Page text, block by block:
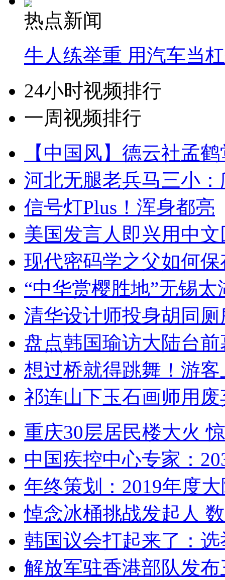
热点新闻
牛人练举重 用汽车当
24小时视频排行
一周视频排行
【中国风】德云社孟
河北无腿老兵马三小
信号灯Plus！浑身都亮
美国发言人即兴用中
现代密码学之父如何
“中华赏樱胜地”无锡
清华设计师投身胡同
盘点韩国瑜访大陆台
想过桥就得跳舞！游客
祁连山下玉石画师用
重庆30层居民楼大火
中国疾控中心专家：
年终策划：2019年度
悼念冰桶挑战发起人
韩国议会打起来了：
解放军驻香港部队发